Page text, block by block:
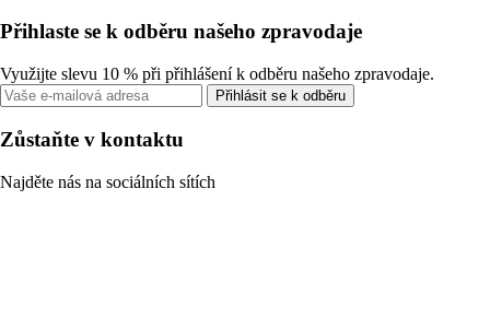
Přihlaste se k odběru našeho zpravodaje
Využijte slevu 10 % při přihlášení k odběru našeho zpravodaje.
Přihlásit se k odběru
Zůstaňte v kontaktu
Najděte nás na sociálních sítích